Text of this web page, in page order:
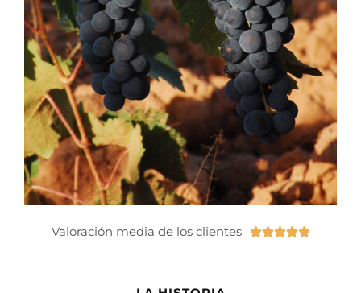
Valoración media de los clientes 